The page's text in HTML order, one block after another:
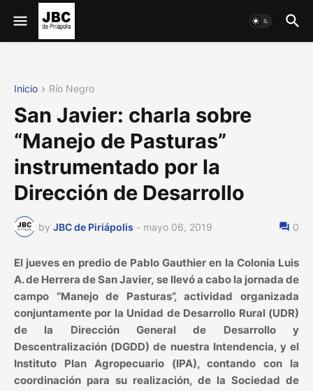
Inicio Río Negro
San Javier: charla sobre
“Manejo de Pasturas”
instrumentado por la
Dirección de Desarrollo
by JBC de Piriápolis - mayo 06, 2019 0
El jueves en predio de Pablo Gauthier en la Colonia Luis
A. de Herrera de San Javier, se llevó a cabo la jornada de
campo “Manejo de Pasturas”, actividad organizada
conjuntamente por la Unidad de Desarrollo Rural (UDR)
de la Dirección General de Desarrollo y
Descentralización (DGDD) de nuestra Intendencia, y el
Instituto Plan Agropecuario (IPA), contando con la
coordinación para su realización, de la Sociedad de